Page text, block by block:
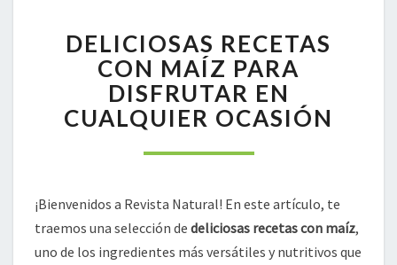
RECETAS
CON
MAÍZ
PARA
DISFRUTAR
CUALQUIER
DELICIOSAS RECETAS
CON MAÍZ PARA
DISFRUTAR EN
CUALQUIER OCASIÓN
¡Bienvenidos a Revista Natural! En este artículo, te
traemos una selección de deliciosas recetas con maíz,
uno de los ingredientes más versátiles y nutritivos que